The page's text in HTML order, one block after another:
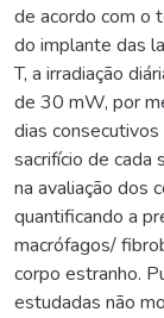
de acordo com o
do implante das
T, a irradiação
de 30 mW, por
dias
sacrifício de cada
na avaliação dos
quantificando a
macrófagos/
corpo estranho.
estudadas não